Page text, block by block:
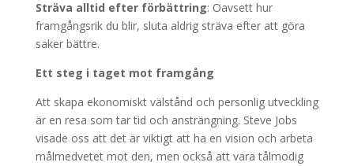
Sträva alltid efter förbättring: Oavsett hur
framgångsrik du blir, sluta aldrig sträva efter att göra
saker bättre.
Ett steg i taget mot framgång
Att skapa ekonomiskt välstånd och personlig utveckling
är en resa som tar tid och ansträngning. Steve Jobs
visade oss att det är viktigt att ha en vision och arbeta
målmedvetet mot den, men också att vara tålmodig